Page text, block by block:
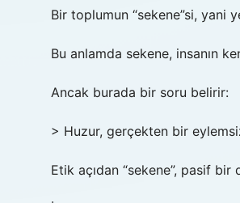
Bir toplumun “sekene”si, yani
Bu anlamda sekene, insanın
Ancak burada bir soru belirir:
> Huzur, gerçekten bir
Etik açıdan “sekene”, pasif